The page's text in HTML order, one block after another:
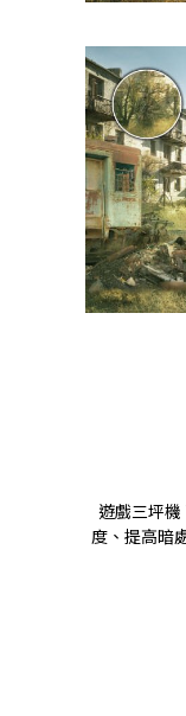
遊戲三坪
度、提高暗